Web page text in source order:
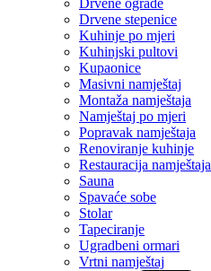
Drvene ograde
Drvene stepenice
Kuhinje po mjeri
Kuhinjski pultovi
Kupaonice
Masivni namještaj
Montaža namještaja
Namještaj po mjeri
Popravak namještaja
Renoviranje kuhinje
Restauracija namještaja
Sauna
Spavaće sobe
Stolar
Tapeciranje
Ugradbeni ormari
Vrtni namještaj